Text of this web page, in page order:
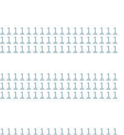
1 1 1 1 1 1 1 1 1 1 1 1 1 1 1 1 1 1
1 1 1 1 1 1 1 1 1 1 1 1 1 1 1 1 1 1
1 1 1 1 1 1 1 1 1 1 1 1 1 1 1 1 1 1
1 1 1 1 1 1 1 1 1 1 1 1 1 1 1 1 1 1
1 1 1 1 1 1 1 1 1 1 1 1 1 1 1 1 1 1
1 1 1 1 1 1 1 1 1 1 1 1 1 1 1 1 1 1
1 1 1 1 1 1 1 1 1 1 1 1 1 1 1 1 1 1